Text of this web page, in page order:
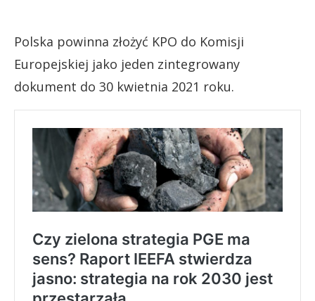
Polska powinna złożyć KPO do Komisji
Europejskiej jako jeden zintegrowany
dokument do 30 kwietnia 2021 roku.